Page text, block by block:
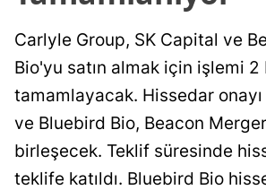
Carlyle Group, SK Capital ve
Bio'yu satın almak için işlemi 2
tamamlayacak. Hissedar
ve Bluebird Bio, Beacon
birleşecek. Teklif süresinde
teklife katıldı. Bluebird Bio